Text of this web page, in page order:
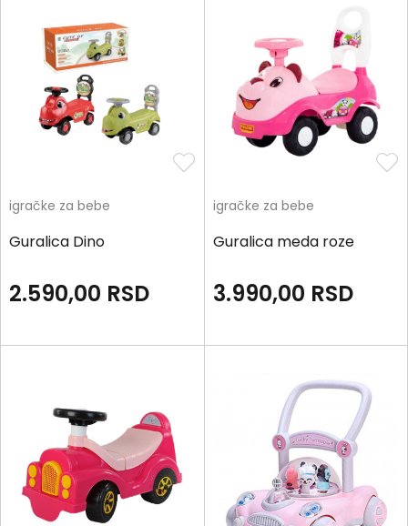
igračke za bebe
Guralica Dino
2.590,00 RSD
igračke za bebe
Guralica meda roze
3.990,00 RSD